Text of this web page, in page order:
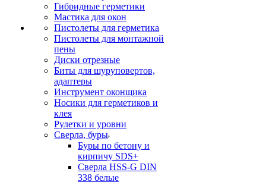
Гибридные герметики
Мастика для окон
Пистолеты для герметика
Пистолеты для монтажной
пены
Диски отрезные
Биты для шуруповертов,
адаптеры
Инструмент оконщика
Носики для герметиков и
клея
Рулетки и уровни
Сверла, буры
Буры по бетону и
кирпичу SDS+
Сверла HSS-G DIN
338 белые